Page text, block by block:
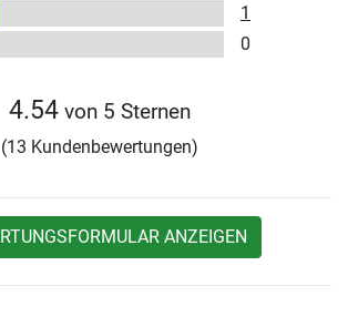
1
0
4.54 von 5 Sternen
(13 Kundenbewertungen)
ANZEIGEN